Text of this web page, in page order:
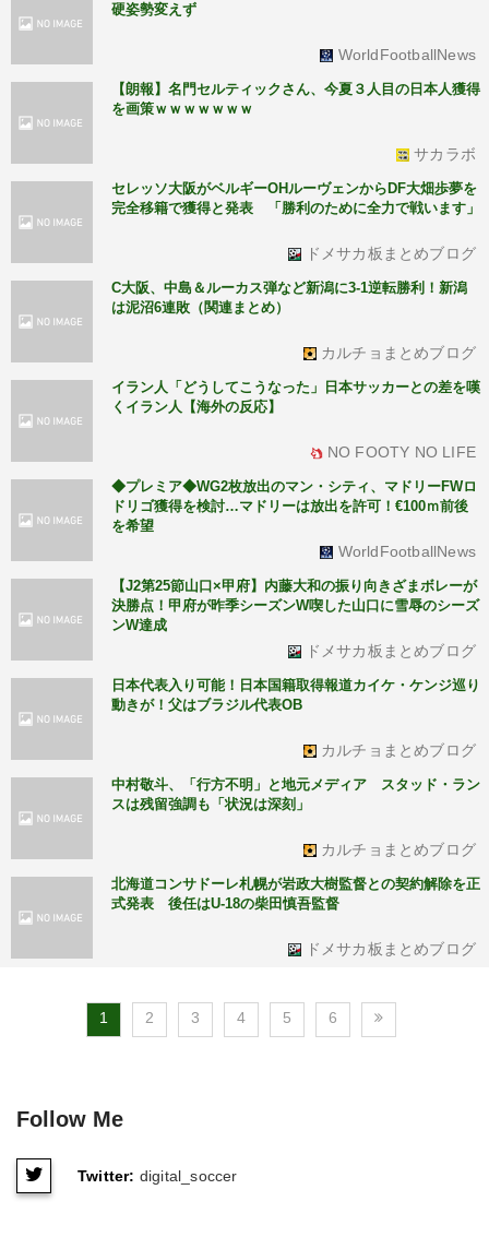
硬姿勢変えず
WorldFootballNews
【朗報】名門セルティックさん、今夏３人目の日本人獲得
を画策ｗｗｗｗｗｗｗ
サカラボ
セレッソ大阪がベルギーOHルーヴェンからDF大畑歩夢を
完全移籍で獲得と発表 「勝利のために全力で戦います」
ドメサカ板まとめブログ
C大阪、中島＆ルーカス弾など新潟に3-1逆転勝利！新潟
は泥沼6連敗（関連まとめ）
カルチョまとめブログ
イラン人「どうしてこうなった」日本サッカーとの差を嘆
くイラン人【海外の反応】
NO FOOTY NO LIFE
◆プレミア◆WG2枚放出のマン・シティ、マドリーFWロ
ドリゴ獲得を検討…マドリーは放出を許可！€100ｍ前後
を希望
WorldFootballNews
【J2第25節山口×甲府】内藤大和の振り向きざまボレーが
決勝点！甲府が昨季シーズンW喫した山口に雪辱のシーズ
ンW達成
ドメサカ板まとめブログ
日本代表入り可能！日本国籍取得報道カイケ・ケンジ巡り
動きが！父はブラジル代表OB
カルチョまとめブログ
中村敬斗、「行方不明」と地元メディア スタッド・ラン
スは残留強調も「状況は深刻」
カルチョまとめブログ
北海道コンサドーレ札幌が岩政大樹監督との契約解除を正
式発表 後任はU-18の柴田慎吾監督
ドメサカ板まとめブログ
1 2 3 4 5 6
Follow Me
Twitter: digital_soccer